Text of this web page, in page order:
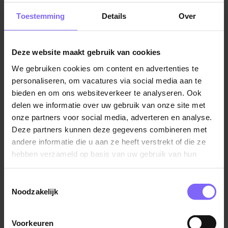
Toestemming Details Over
Deze website maakt gebruik van cookies
We gebruiken cookies om content en advertenties te
personaliseren, om vacatures via social media aan te
bieden en om ons websiteverkeer te analyseren. Ook
delen we informatie over uw gebruik van onze site met
onze partners voor social media, adverteren en analyse.
Deze partners kunnen deze gegevens combineren met
andere informatie die u aan ze heeft verstrekt of die ze
hebben verzameld op basis van uw gebruik van hun
Noodzakelijk
Voorkeuren
werken. Het is een verantwoordelijke opgave om
ruimtes en gebouwen schoon en netjes te houden,
wat soms fysiek moeilijk kan zijn. Een goede conditie
Wat het werk extra aantrekkelijk maakt? Je bent lid
van een hecht team, hebt de mogelijkheid om jezelf
te ontwikkelen en hebt mogelijkheden om door te
groeien, zoals als teamleider. Daarnaast kun je het
werk effectief combineren met andere taken.